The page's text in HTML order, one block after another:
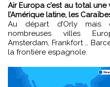
Air Europa c’est au total une vingtaine de destinations vers
l’Amérique latine, les
Au départ d’Orly mais
nombreuses villes
Amsterdam, Frankfort …
la frontière espagnole.